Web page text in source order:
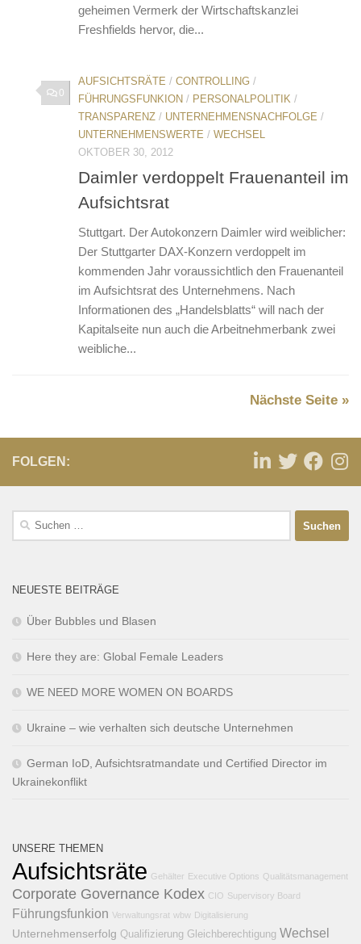
geheimen Vermerk der Wirtschaftskanzlei
Freshfields hervor, die...
0
AUFSICHTSRÄTE / CONTROLLING /
FÜHRUNGSFUNKION / PERSONALPOLITIK /
TRANSPARENZ / UNTERNEHMENSNACHFOLGE /
UNTERNEHMENSWERTE / WECHSEL
OKTOBER 30, 2012
Daimler verdoppelt Frauenanteil im
Aufsichtsrat
Stuttgart. Der Autokonzern Daimler wird weiblicher:
Der Stuttgarter DAX-Konzern verdoppelt im
kommenden Jahr voraussichtlich den Frauenanteil
im Aufsichtsrat des Unternehmens. Nach
Informationen des „Handelsblatts“ will nach der
Kapitalseite nun auch die Arbeitnehmerbank zwei
weibliche...
Nächste Seite »
FOLGEN:
NEUESTE BEITRÄGE
Über Bubbles und Blasen
Here they are: Global Female Leaders
WE NEED MORE WOMEN ON BOARDS
Ukraine – wie verhalten sich deutsche Unternehmen
German IoD, Aufsichtsratmandate und Certified Director im
Ukrainekonflikt
UNSERE THEMEN
Aufsichtsräte Gehälter Executive Options Qualitätsmanagement
Corporate Governance Kodex CIO Supervisory Board
Führungsfunkion Verwaltungsrat wbw Digitalisierung
Unternehmenserfolg Qualifizierung Gleichberechtigung Wechsel